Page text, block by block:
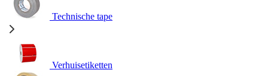
Technische tape
Verhuisetiketten